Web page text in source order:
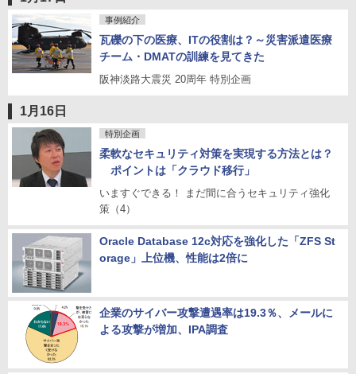
事例紹介
瓦礫の下の医療、ITの役割は？～災害派遣医療
チーム・DMATの訓練を見てきた
阪神淡路大震災 20周年 特別企画
1月16日
特別企画
柔軟なセキュリティ対策を実現する方法とは？
ポイントは「クラウド移行」
いますぐできる！ まだ間に合うセキュリティ強化
策（4）
Oracle Database 12c対応を強化した「ZFS St
orage」上位機、性能は2倍に
企業のサイバー攻撃遭遇率は19.3％、メールに
よる攻撃が増加、IPA調査